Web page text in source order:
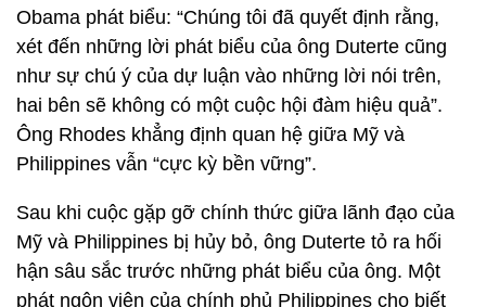
Obama phát biểu: “Chúng tôi đã quyết định rằng,
xét đến những lời phát biểu của ông Duterte cũng
như sự chú ý của dự luận vào những lời nói trên,
hai bên sẽ không có một cuộc hội đàm hiệu quả”.
Ông Rhodes khẳng định quan hệ giữa Mỹ và
Philippines vẫn “cực kỳ bền vững”.
Sau khi cuộc gặp gỡ chính thức giữa lãnh đạo của
Mỹ và Philippines bị hủy bỏ, ông Duterte tỏ ra hối
hận sâu sắc trước những phát biểu của ông. Một
phát ngôn viên của chính phủ Philippines cho biết